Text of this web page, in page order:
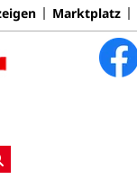
Marktplatz